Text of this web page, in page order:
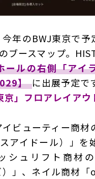
年のBWJ東京で予
ブースマップ。
ールの右側「アイ
】 に出展予定で
京」フロアレイア
ビューティー商材
アイドール）」を
シュリフト商材の
）」、ネイル商材